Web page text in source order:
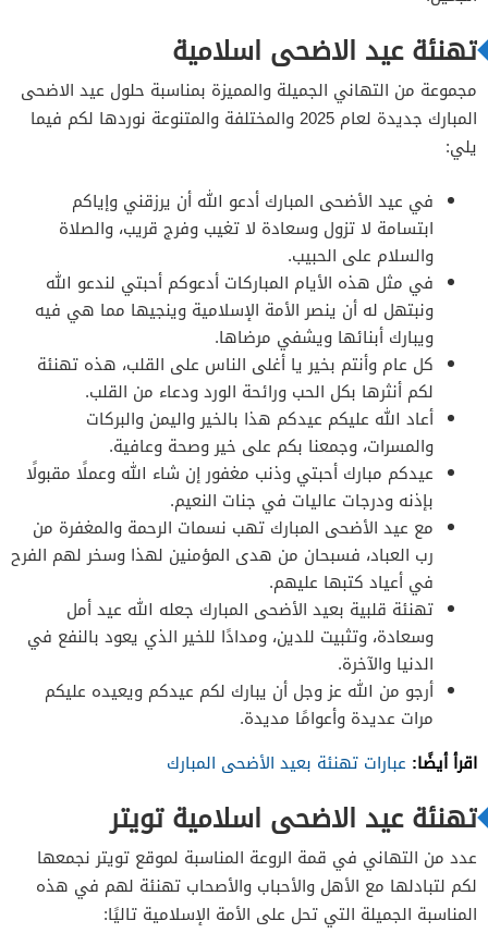
تهنئة عيد الاضحى اسلامية
مجموعة من التهاني الجميلة والمميزة بمناسبة حلول عيد الاضحى
المبارك جديدة لعام 2025 والمختلفة والمتنوعة نوردها لكم فيما
يلي:
في عيد الأضحى المبارك أدعو الله أن يرزقني وإياكم
ابتسامة لا تزول وسعادة لا تغيب وفرج قريب، والصلاة
والسلام على الحبيب.
في مثل هذه الأيام المباركات أدعوكم أحبتي لندعو الله
ونبتهل له أن ينصر الأمة الإسلامية وينجيها مما هي فيه
ويبارك أبنائها ويشفي مرضاها.
كل عام وأنتم بخير يا أغلى الناس على القلب، هذه تهنئة
لكم أنثرها بكل الحب ورائحة الورد ودعاء من القلب.
أعاد الله عليكم عيدكم هذا بالخير واليمن والبركات
والمسرات، وجمعنا بكم على خير وصحة وعافية.
عيدكم مبارك أحبتي وذنب مغفور إن شاء الله وعملًا مقبولًا
بإذنه ودرجات عاليات في جنات النعيم.
مع عيد الأضحى المبارك تهب نسمات الرحمة والمغفرة من
رب العباد، فسبحان من هدى المؤمنين لهذا وسخر لهم الفرح
في أعياد كتبها عليهم.
تهنئة قلبية بعيد الأضحى المبارك جعله الله عيد أمل
وسعادة، وتثبيت للدين، ومدادًا للخير الذي يعود بالنفع في
الدنيا والآخرة.
أرجو من الله عز وجل أن يبارك لكم عيدكم ويعيده عليكم
مرات عديدة وأعوامًا مديدة.
اقرأ أيضًا: عبارات تهنئة بعيد الأضحى المبارك
تهنئة عيد الاضحى اسلامية تويتر
عدد من التهاني في قمة الروعة المناسبة لموقع تويتر نجمعها
لكم لتبادلها مع الأهل والأحباب والأصحاب تهنئة لهم في هذه
المناسبة الجميلة التي تحل على الأمة الإسلامية تاليًا: